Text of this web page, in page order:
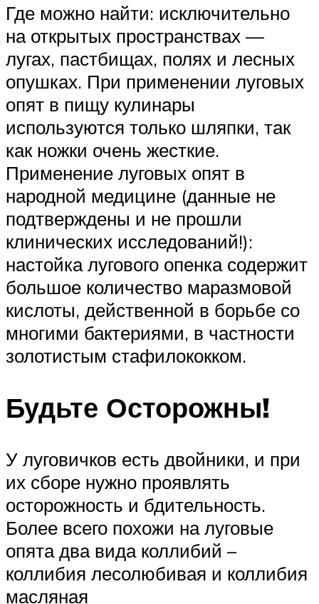
Где можно найти: исключительно
на открытых пространствах —
лугах, пастбищах, полях и лесных
опушках. При применении луговых
опят в пищу кулинары
используются только шляпки, так
как ножки очень жесткие.
Применение луговых опят в
народной медицине (данные не
подтверждены и не прошли
клинических исследований!):
настойка лугового опенка содержит
большое количество маразмовой
кислоты, действенной в борьбе со
многими бактериями, в частности
золотистым стафилококком.
Будьте Осторожны!
У луговичков есть двойники, и при
их сборе нужно проявлять
осторожность и бдительность.
Более всего похожи на луговые
опята два вида коллибий –
коллибия лесолюбивая и коллибия
масляная